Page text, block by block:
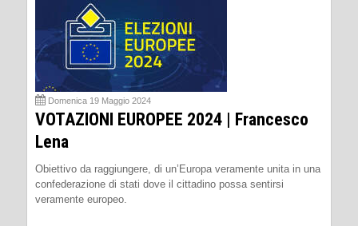
Domenica 19 Maggio 2024
VOTAZIONI EUROPEE 2024 | Francesco
Lena
Obiettivo da raggiungere, di un’Europa veramente unita in una
confederazione di stati dove il cittadino possa sentirsi
veramente europeo.